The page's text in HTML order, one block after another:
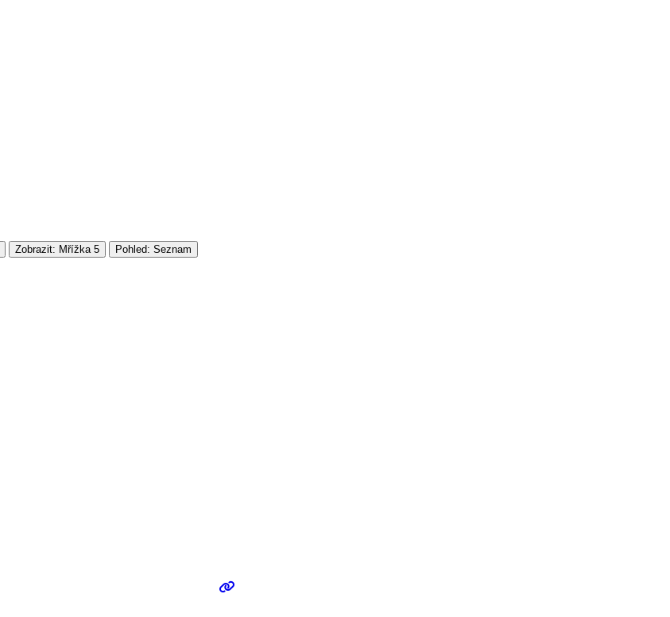
Zobrazit: Mřížka 5 Pohled: Seznam